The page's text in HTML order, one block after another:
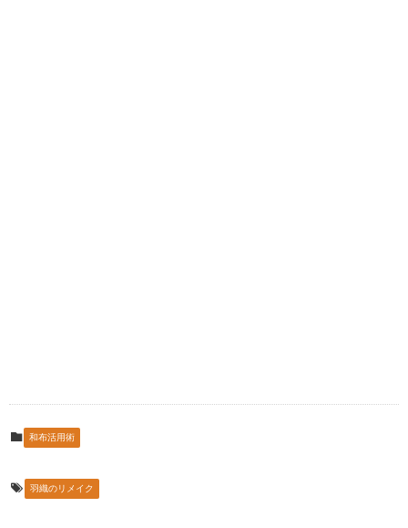
和布活用術
羽織のリメイク